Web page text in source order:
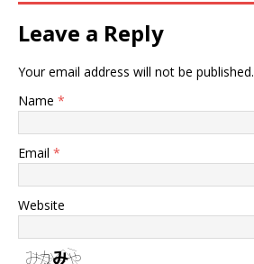
Leave a Reply
Your email address will not be published.
Name *
Email *
Website